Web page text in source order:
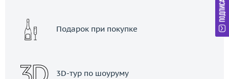
Подарок при покупке
3D-тур по шоуруму